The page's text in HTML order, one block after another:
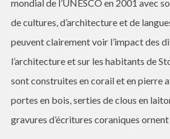
mondial de l’UNESCO en 2001 avec
de cultures, d’architecture et de
peuvent clairement voir l’impact des
l’architecture et sur les habitants de
sont construites en corail et en pierre
portes en bois, serties de clous en
gravures d’écritures coraniques